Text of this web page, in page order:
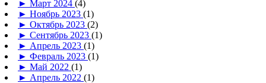
► Март 2024 (4)
► Ноябрь 2023 (1)
► Октябрь 2023 (2)
► Сентябрь 2023 (1)
► Апрель 2023 (1)
► Февраль 2023 (1)
► Май 2022 (1)
► Апрель 2022 (1)